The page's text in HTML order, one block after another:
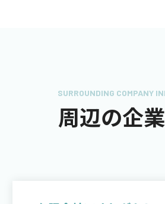
SURROUNDING COMPANY
周辺の企